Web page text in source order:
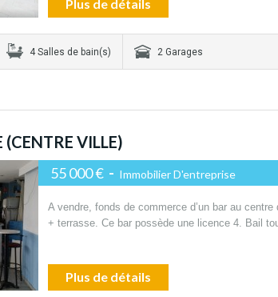
Plus de détails
4 Salles de bain(s) 2 Garages
(CENTRE VILLE)
55 000 € - Immobilier D'entreprise
A vendre, fonds de commerce d’un bar au centre
+ terrasse. Ce bar possède une licence 4. Bail
Plus de détails